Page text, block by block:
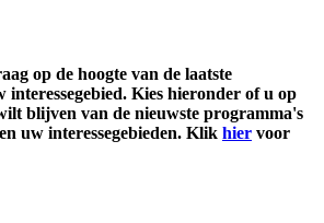
op de hoogte van de laatste
Kies hieronder of u op
blijven van de nieuwste programma's
uw interessegebieden. Klik hier voor